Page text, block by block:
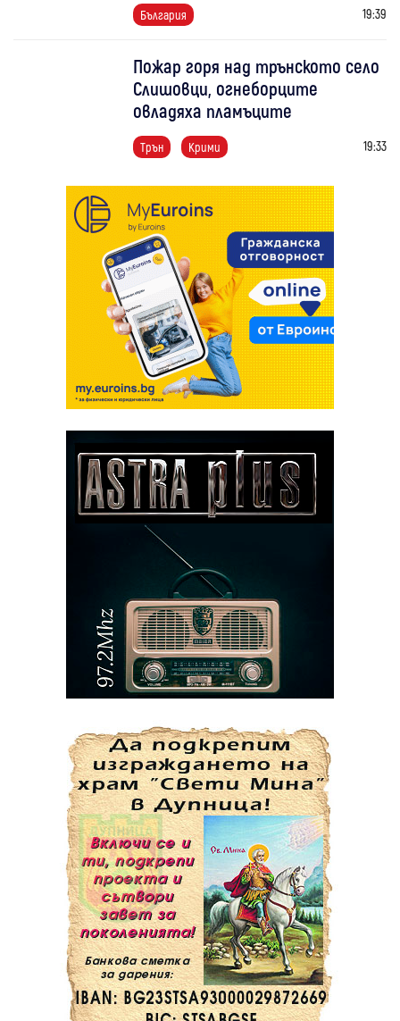
България 19:39
Пожар горя над трънското село
Слишовци, огнеборците
овладяха пламъците
Трън Крими 19:33